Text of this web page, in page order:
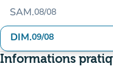
SAM.08/08
DIM.09/08
Informations